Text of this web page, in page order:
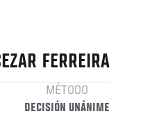
FERREIRA
MÉTODO
DECISIÓN UNÁNIME